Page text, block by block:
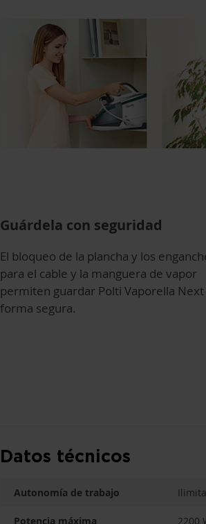
Guárdela con seguridad
El bloqueo de la plancha y los
para el cable y la manguera de vapor
permiten guardar Polti Vaporella Next
forma segura.
Datos técnicos
Autonomía de trabajo
Potencia máxima 2200